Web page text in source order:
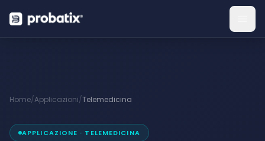
Home/Applicazioni/Telemedicina
APPLICAZIONE · TELEMEDICINA